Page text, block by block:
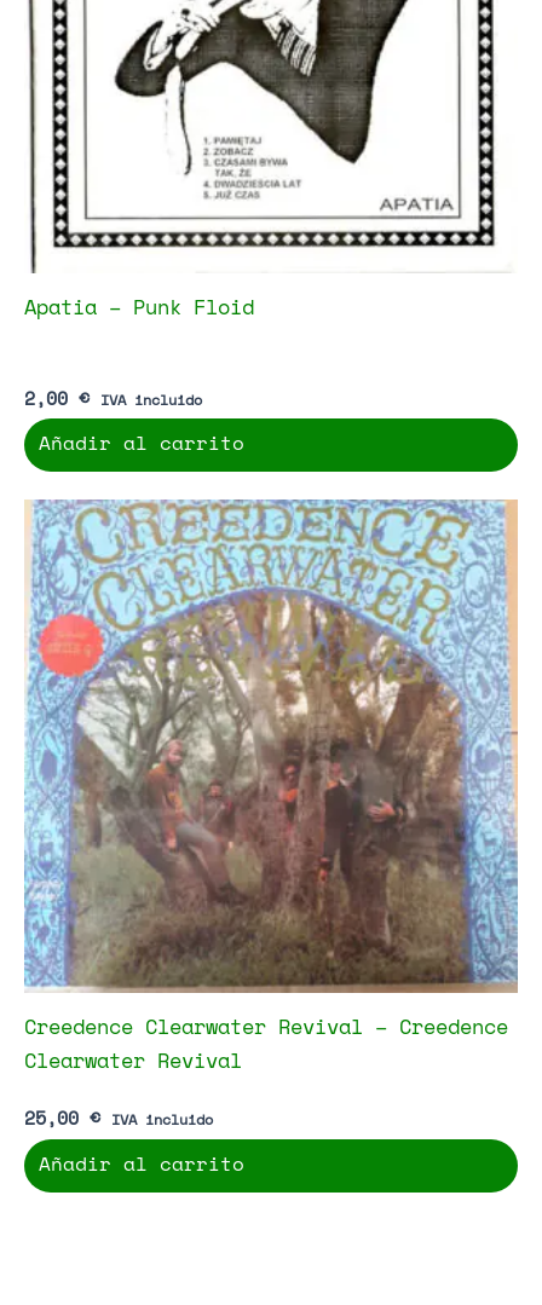
Apatia – Punk Floid
2,00 € IVA incluido
Añadir al carrito
Creedence Clearwater Revival – Creedence
Clearwater Revival
25,00 € IVA incluido
Añadir al carrito